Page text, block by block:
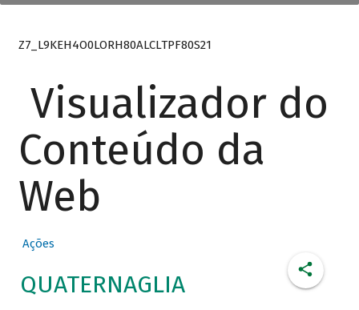
Z7_L9KEH4O0LORH80ALCLTPF80S21
Visualizador do
Conteúdo da
Web
Ações
QUATERNAGLIA